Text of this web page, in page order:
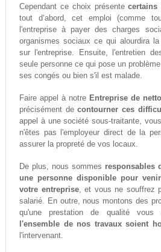
Cependant ce choix présentecertains
tout d‘abord, cet emploi (comme
l'entreprise à payer des charges
organismes sociaux ce qui alourdira
sur l'entreprise. Ensuite, l'entretien
seule personne ce qui pose un
ses congés ou bien s'il est malade.
Faire appel à notre Entreprise de
précisément decontourner ces
appel à une société sous-traitante,
n'êtes pas l'employeur direct de la
assurer la propreté de vos locaux.
De plus, nous sommes responsables
une personne disponible pour
votre entreprise, et vous ne souffrez
salarié. En outre, nous montons des
qu'une prestation de qualité
l'ensemble de nos travaux soient
l'intervenant.